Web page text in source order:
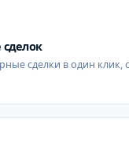
сделки в один клик,